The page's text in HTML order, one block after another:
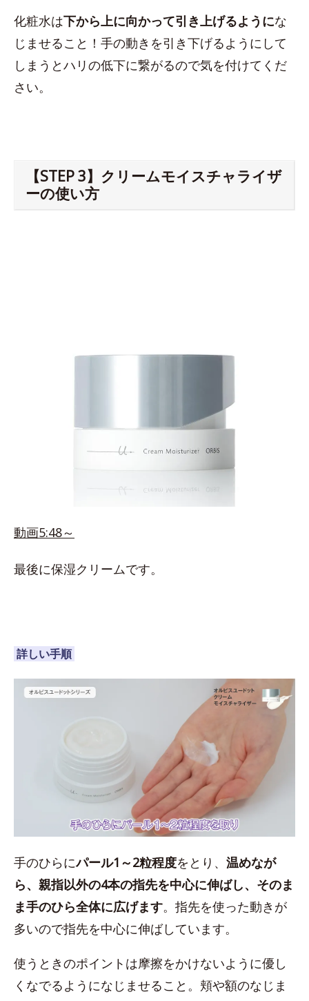
化粧水は下から上に向かって引き上げるようにな
じませること！手の動きを引き下げるようにして
しまうとハリの低下に繋がるので気を付けてくだ
さい。
【STEP 3】クリームモイスチャライザ
ーの使い方
動画5:48～
最後に保湿クリームです。
詳しい手順
手のひらにパール1～2粒程度をとり、 温めなが
ら、親指以外の4本の指先を中心に伸ばし、そのま
ま手のひら全体に広げます。指先を使った動きが
多いので指先を中心に伸ばしています。
使うときのポイントは摩擦をかけないように優し
くなでるようになじませること。頬や額のなじま